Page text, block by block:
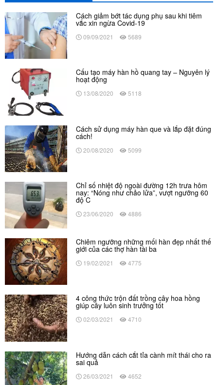
Cách giảm bớt tác dụng phụ sau khi tiêm
vắc xin ngừa Covid-19
09/09/2021 5689
Cấu tạo máy hàn hồ quang tay – Nguyên lý
hoạt động
13/08/2020 5118
Cách sử dụng máy hàn que và lắp đặt đúng
cách!
20/08/2020 5099
Chỉ số nhiệt độ ngoài đường 12h trưa hôm
nay: “Nóng như chảo lửa”, vượt ngưỡng 60
độ C
23/06/2020 4886
Chiêm ngưỡng những mối hàn đẹp nhất thế
giới của các thợ hàn tài ba
19/02/2021 4775
4 công thức trộn đất trồng cây hoa hồng
giúp cây luôn sinh trưởng tốt
02/03/2021 4710
Hướng dẫn cách cắt tỉa cành mít thái cho ra
sai quả
26/03/2021 4652